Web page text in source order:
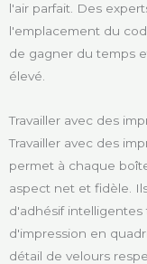
l'air parfait. Des
l'emplacement du
de gagner du temps
élevé.
Travailler avec des
Travailler avec des
permet à chaque
aspect net et fidèle.
d'adhésif
d'impression en
détail de velours